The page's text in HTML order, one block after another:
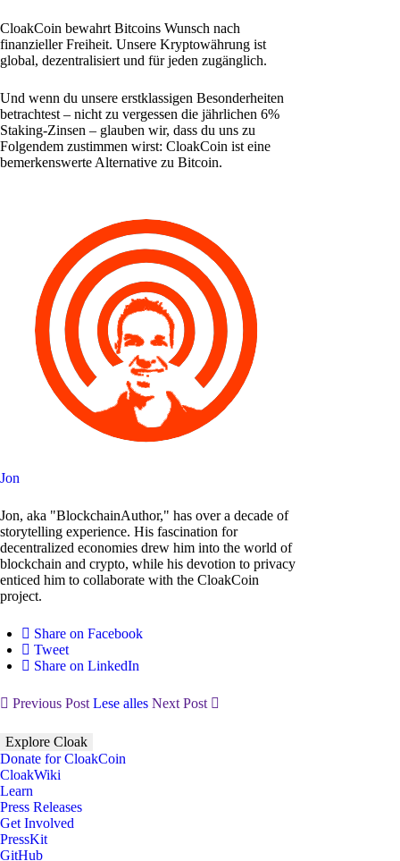
CloakCoin bewahrt Bitcoins Wunsch nach
finanzieller Freiheit. Unsere Kryptowährung ist
global, dezentralisiert und für jeden zugänglich.
Und wenn du unsere erstklassigen Besonderheiten
betrachtest – nicht zu vergessen die jährlichen 6%
Staking-Zinsen – glauben wir, dass du uns zu
Folgendem zustimmen wirst: CloakCoin ist eine
bemerkenswerte Alternative zu Bitcoin.
Jon
Jon, aka "BlockchainAuthor," has over a decade of
storytelling experience. His fascination for
decentralized economies drew him into the world of
blockchain and crypto, while his devotion to privacy
enticed him to collaborate with the CloakCoin
project.
Share on Facebook
Tweet
Share on LinkedIn
Previous Post Lese alles Next Post
Explore Cloak
Donate for CloakCoin
CloakWiki
Learn
Press Releases
Get Involved
PressKit
GitHub